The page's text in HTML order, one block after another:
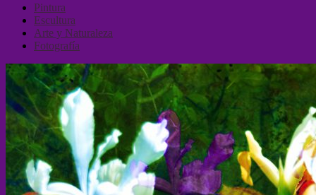
Pintura
Escultura
Arte y Naturaleza
Fotografía